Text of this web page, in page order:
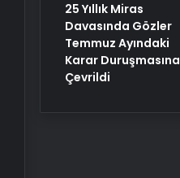
25 Yıllık Miras
Davasında Gözler
Temmuz Ayındaki
Karar Duruşmasına
Çevrildi